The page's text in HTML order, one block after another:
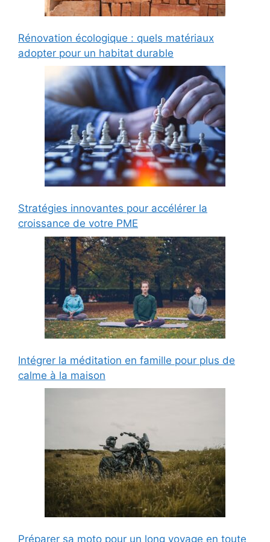
Rénovation écologique : quels matériaux
adopter pour un habitat durable
Stratégies innovantes pour accélérer la
croissance de votre PME
Intégrer la méditation en famille pour plus de
calme à la maison
Préparer sa moto pour un long voyage en toute